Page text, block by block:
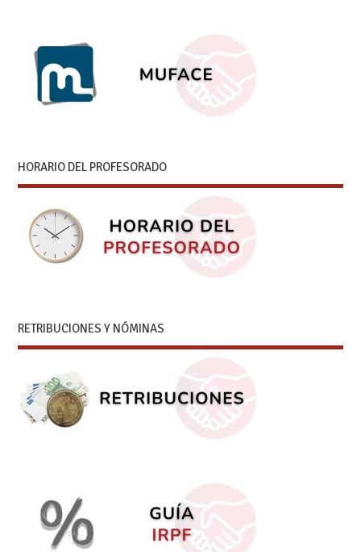
HORARIO DEL PROFESORADO
RETRIBUCIONES Y NÓMINAS